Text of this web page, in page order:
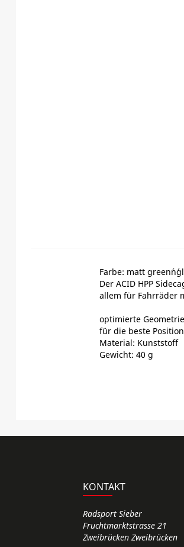
Farbe: matt
Der ACID HPP
allem für Fahrräder
optimierte
für die beste
Material: Kunststoff
Gewicht: 40 g
KONTAKT
Radsport Sieber
Fruchtmarktstrasse 21
Zweibrücken Zweibrücken